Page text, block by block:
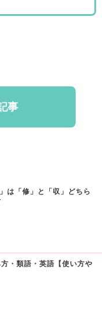
事
は「修」と「収」どちら
・類語・英語【使い方や